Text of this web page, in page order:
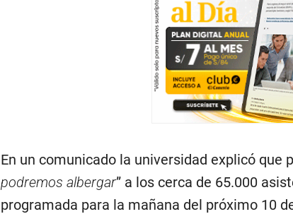
En un comunicado la universidad explicó que
podremos albergar” a los cerca de 65.000
programada para la mañana del próximo 10